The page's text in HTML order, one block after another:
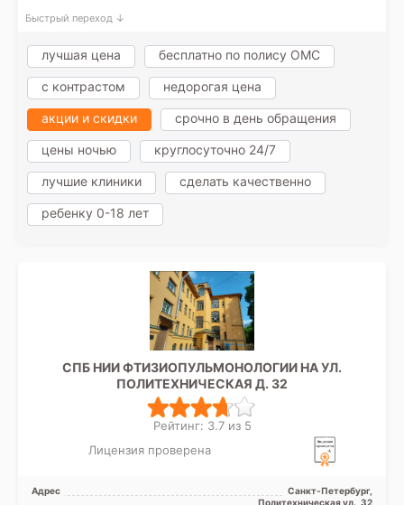
Быстрый переход ↓
лучшая цена бесплатно по полису ОМС
с контрастом недорогая цена
акции и скидки срочно в день обращения
цены ночью круглосуточно 24/7
лучшие клиники сделать качественно
ребенку 0-18 лет
СПБ НИИ ФТИЗИОПУЛЬМОНОЛОГИИ НА УЛ.
ПОЛИТЕХНИЧЕСКАЯ Д. 32
Рейтинг: 3.7 из 5
Лицензия проверена
Адрес
Санкт-Петербург,
Политехническая ул., 32